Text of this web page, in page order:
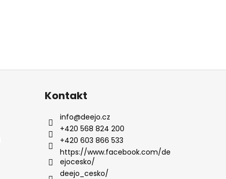
Kontakt
info@deejo.cz
+420 568 824 200
+420 603 866 533
https://www.facebook.com/de
ejocesko/
deejo_cesko/